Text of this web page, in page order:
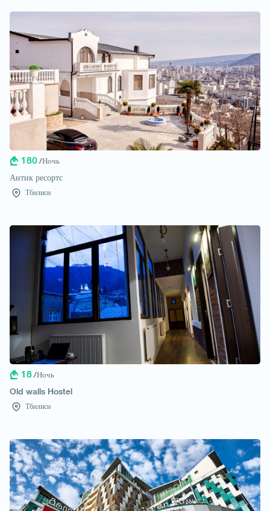
180 /Ночь
Антик ресортс
Тбилиси
18 /Ночь
Old walls Hostel
Тбилиси